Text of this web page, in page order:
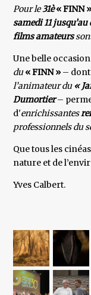
Pour le31è« FINN »
samedi 11
films amateurs
Une belle
du« FINN » –
l’animateur du «
Dumortier–
d'enrichissantes
professionnels du
Que tous les
nature et de
Yves Calbert.